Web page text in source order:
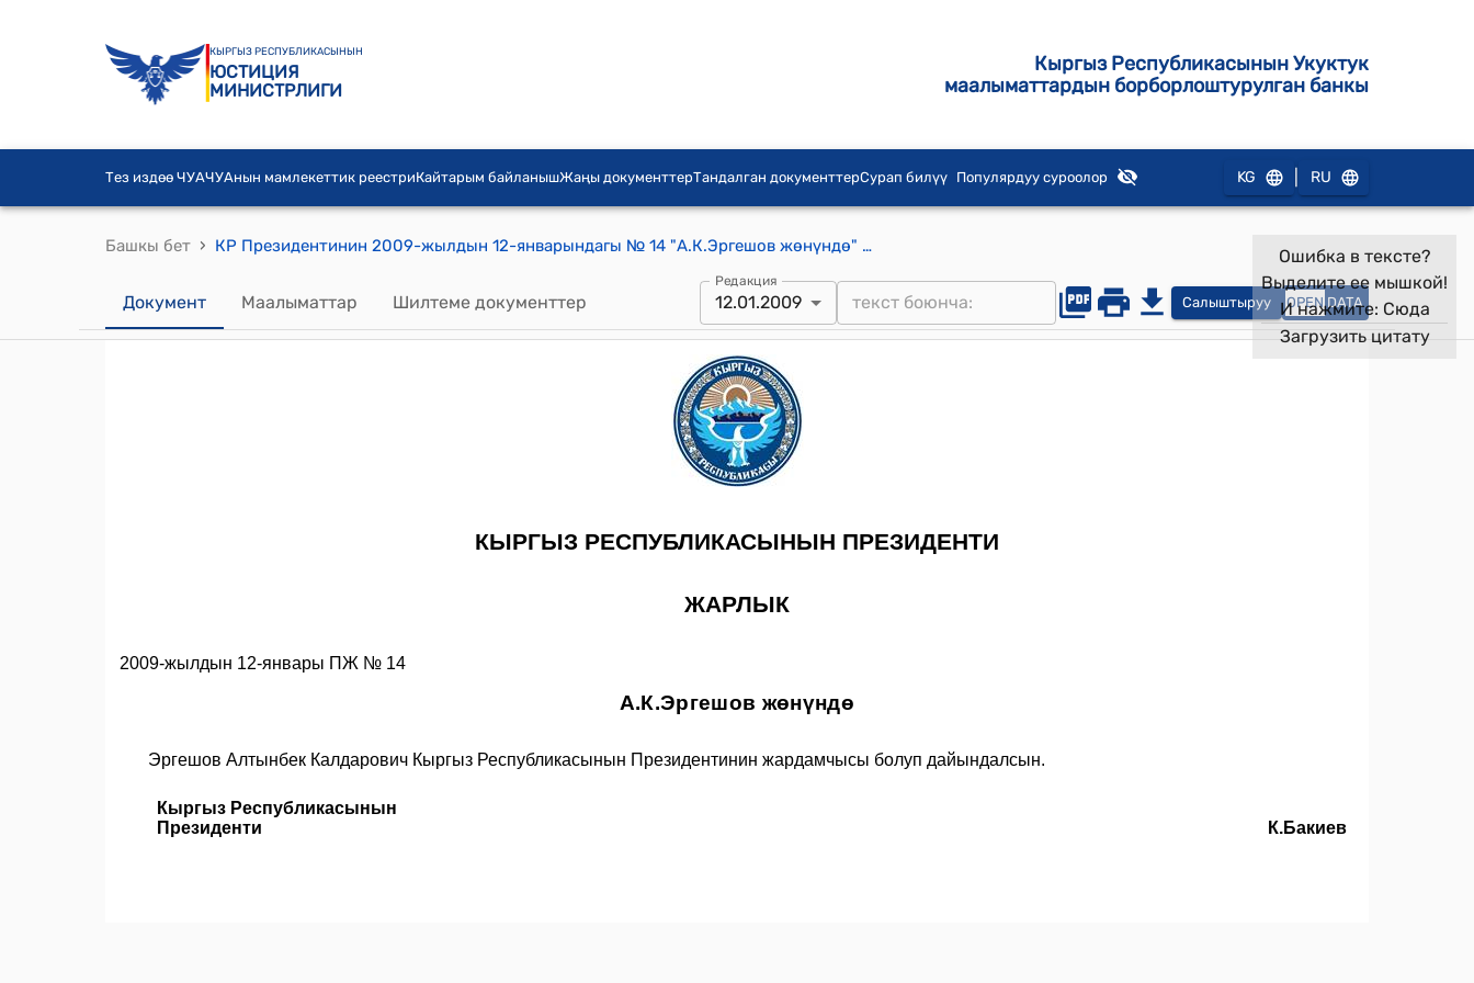
КЫРГЫЗ РЕСПУБЛИКАСЫНЫН
ЮСТИЦИЯ
МИНИСТРЛИГИ
Кыргыз Республикасынын Укуктук
маалыматтардын борборлоштурулган банкы
Тез издөө ЧУАЧУАнын мамлекеттик реестриКайтарым байланышЖаңы документтерТандалган документтерСурап билүү Популярдуу суроолор KG RU
Башкы бет › КР Президентинин 2009-жылдын 12-январындагы № 14 "А.К.Эргешов жөнүндө" жарлыгы
Документ Маалыматтар Шилтеме документтер
Редакция
12.01.2009 Салыштыруу OPEN DATA
Ошибка в тексте?
Выделите ее мышкой!
И нажмите: Сюда
Загрузить цитату